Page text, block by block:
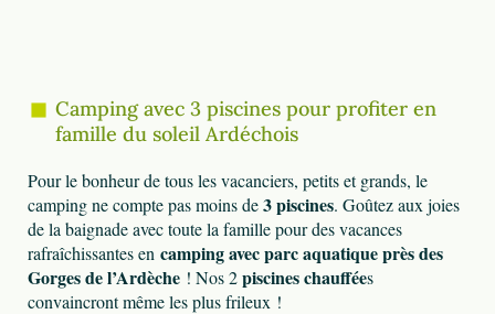
Camping avec 3 piscines pour profiter en
famille du soleil Ardéchois
Pour le bonheur de tous les vacanciers, petits et grands, le
camping ne compte pas moins de3 piscines. Goûtez aux joies
de la baignade avec toute la famille pour des vacances
rafraîchissantes en camping avec parc aquatique près des
Gorges de l’Ardèche ! Nos 2piscines chauffées
convaincront même les plus frileux !